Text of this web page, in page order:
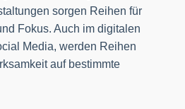
sorgen Reihen für
Fokus. Auch im digitalen
Media, werden Reihen
auf bestimmte